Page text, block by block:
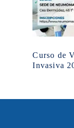
Curso de
Invasiva